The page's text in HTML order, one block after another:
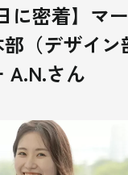
に密着】マ
（デザイン
A.N.さん